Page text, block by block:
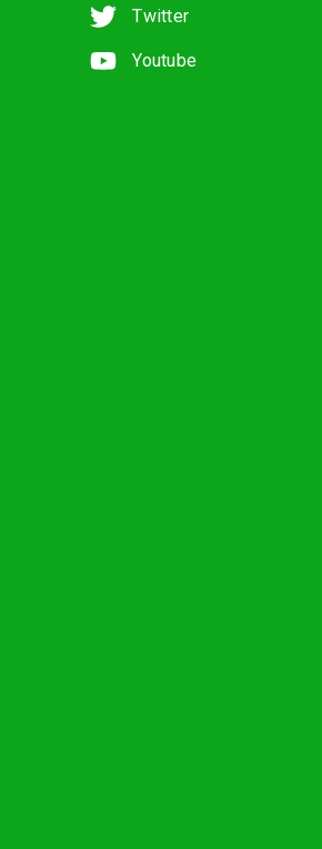
Twitter
Youtube